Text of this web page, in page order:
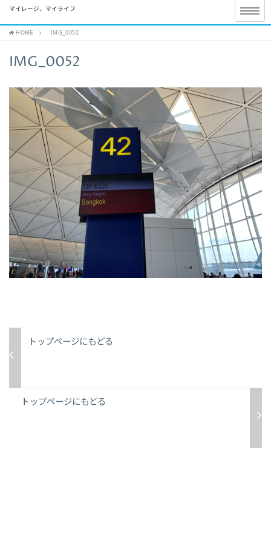
マイレージ、マイライフ
HOME IMG_0052
IMG_0052
トップページにもどる
トップページにもどる